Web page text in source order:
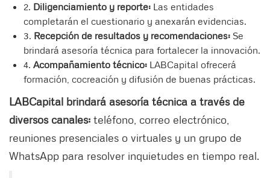
2. Diligenciamiento y reporte: Las entidades
completarán el cuestionario y anexarán evidencias.
3. Recepción de resultados y recomendaciones: Se
brindará asesoría técnica para fortalecer la innovación.
4. Acompañamiento técnico: LABCapital ofrecerá
formación, cocreación y difusión de buenas prácticas.
LABCapital brindará asesoría técnica a través de
diversos canales: teléfono, correo electrónico,
reuniones presenciales o virtuales y un grupo de
WhatsApp para resolver inquietudes en tiempo real.